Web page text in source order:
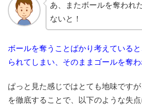
あ、またボールを奪われ
ないと！
ボールを奪うことばかり考えている
られてしまい、そのままゴールを奪わ
ぱっと見た感じではとても地味です
を徹底することで、以下のような失